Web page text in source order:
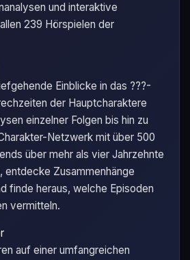
und interaktive
239 Hörspielen der
Einblicke in das ???-
der Hauptcharaktere
einzelner Folgen bis hin zu
Netzwerk mit über 500
über mehr als vier Jahrzehnte
entdecke Zusammenhänge
finde heraus, welche Episoden
vermitteln.
auf einer umfangreichen